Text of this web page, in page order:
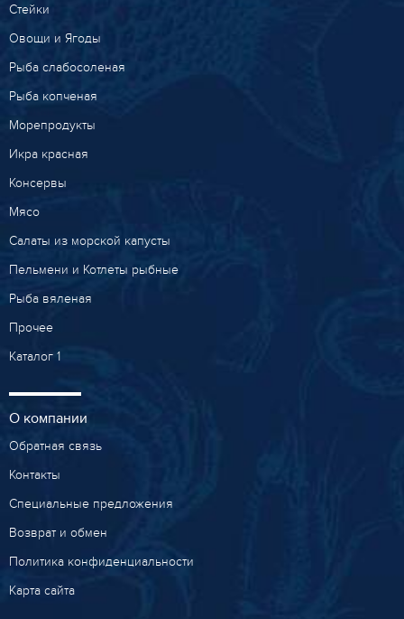
Стейки
Овощи и Ягоды
Рыба слабосоленая
Рыба копченая
Морепродукты
Икра красная
Консервы
Мясо
Салаты из морской капусты
Пельмени и Котлеты рыбные
Рыба вяленая
Прочее
Каталог 1
О компании
Обратная связь
Контакты
Специальные предложения
Возврат и обмен
Политика конфиденциальности
Карта сайта